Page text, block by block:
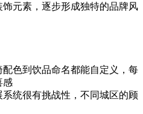
元素，逐步形成独特的品牌风
配色到饮品命名都能自定义，每
感
系统很有挑战性，不同城区的顾